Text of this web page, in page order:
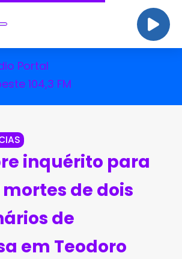
inquérito para
de dois
de
em Teodoro